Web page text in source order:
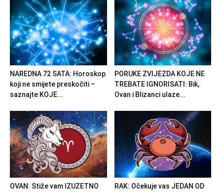
NAREDNA 72 SATA: Horoskop
koji ne smijete preskočiti –
saznajte KOJE...
PORUKE ZVIJEZDA KOJE NE
TREBATE IGNORISATI: Bik,
Ovan i Blizanci ulaze...
OVAN: Stiže vam IZUZETNO
RAK: Očekuje vas JEDAN OD